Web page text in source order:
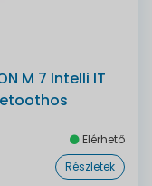
M 7 Intelli IT
Elérhető
Részletek